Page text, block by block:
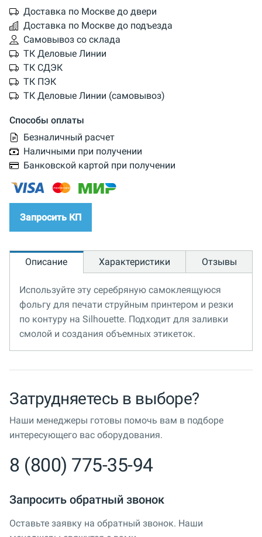
Доставка по Москве до двери
Доставка по Москве до подъезда
Самовывоз со склада
ТК Деловые Линии
ТК СДЭК
ТК ПЭК
ТК Деловые Линии (самовывоз)
Способы оплаты
Безналичный расчет
Наличными при получении
Банковской картой при получении
Запросить КП
Описание Характеристики Отзывы
Используйте эту серебряную самоклеящуюся
фольгу для печати струйным принтером и резки
по контуру на Silhouette. Подходит для заливки
смолой и создания объемных этикеток.
Затрудняетесь в выборе?
Наши менеджеры готовы помочь вам в подборе
интересующего вас оборудования.
8 (800) 775-35-94
Запросить обратный звонок
Оставьте заявку на обратный звонок. Наши